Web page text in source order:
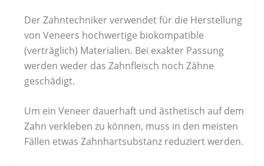
Der Zahntechniker verwendet für die Herstellung
von Veneers hochwertige biokompatible
(verträglich) Materialien. Bei exakter Passung
werden weder das Zahnfleisch noch Zähne
geschädigt.
Um ein Veneer dauerhaft und ästhetisch auf dem
Zahn verkleben zu können, muss in den meisten
Fällen etwas Zahnhartsubstanz reduziert werden.